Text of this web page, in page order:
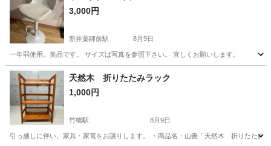
3,000円
新井薬師前駅 8月9日
一年弱使用。美品です。 サイズは写真を参照下さい。 宜しくお願いします。
東京 中野区 新井薬師前駅 椅子
天然木 折りたたみラック
1,000円
竹橋駅 8月9日
引っ越しに伴い、家具・家電をお譲りします。 ・商品名：山善「天然木 折りたたみ